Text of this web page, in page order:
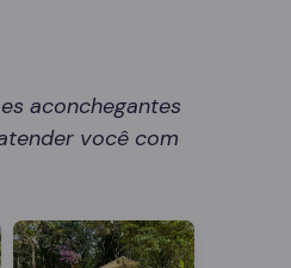
aconchegantes
você com